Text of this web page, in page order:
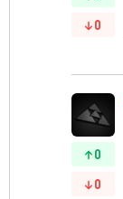
0
0
0